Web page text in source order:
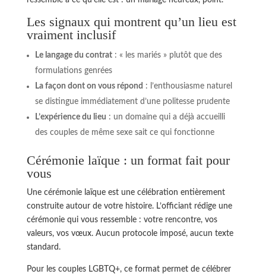
Les signaux qui montrent qu’un lieu est
vraiment inclusif
Le langage du contrat: « les mariés » plutôt que des
formulations genrées
La façon dont on vous répond : l’enthousiasme naturel
se distingue immédiatement d’une politesse prudente
L’expérience du lieu : un domaine qui a déjà accueilli
des couples de même sexe sait ce qui fonctionne
Cérémonie laïque : un format fait pour
vous
Une cérémonie laïque est une célébration entièrement
construite autour de votre histoire. L’officiant rédige une
cérémonie qui vous ressemble : votre rencontre, vos
valeurs, vos vœux. Aucun protocole imposé, aucun texte
standard.
Pour les couples LGBTQ+, ce format permet de célébrer